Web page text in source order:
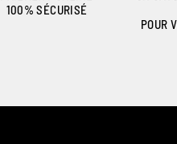
100% SÉCURISÉ
POUR